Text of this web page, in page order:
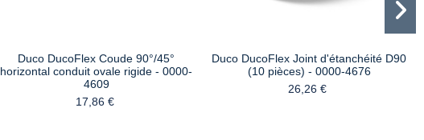
Duco DucoFlex Coude 90°/45°
horizontal conduit ovale rigide - 0000-
4609
17,86 €
Duco DucoFlex Joint d'étanchéité D90
(10 pièces) - 0000-4676
26,26 €